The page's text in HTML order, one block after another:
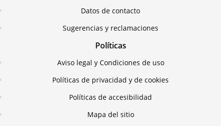
Datos de contacto
Sugerencias y reclamaciones
Políticas
Aviso legal y Condiciones de uso
Políticas de privacidad y de cookies
Políticas de accesibilidad
Mapa del sitio